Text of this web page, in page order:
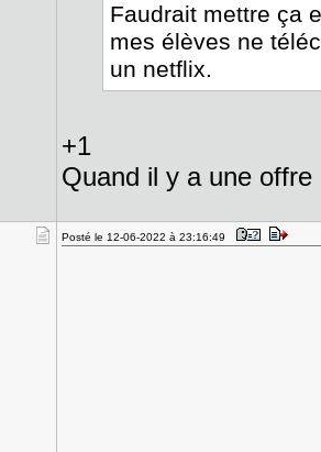
Faudrait mettre ça
mes élèves ne
un netflix.
+1
Quand il y a une
Posté le 12-06-2022 à 23:16:49